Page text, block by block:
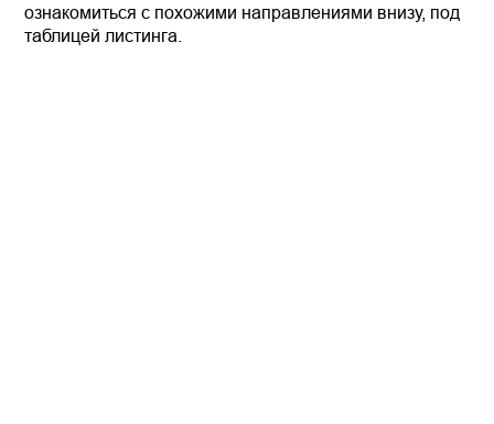
ознакомиться с похожими направлениями внизу, под
таблицей листинга.